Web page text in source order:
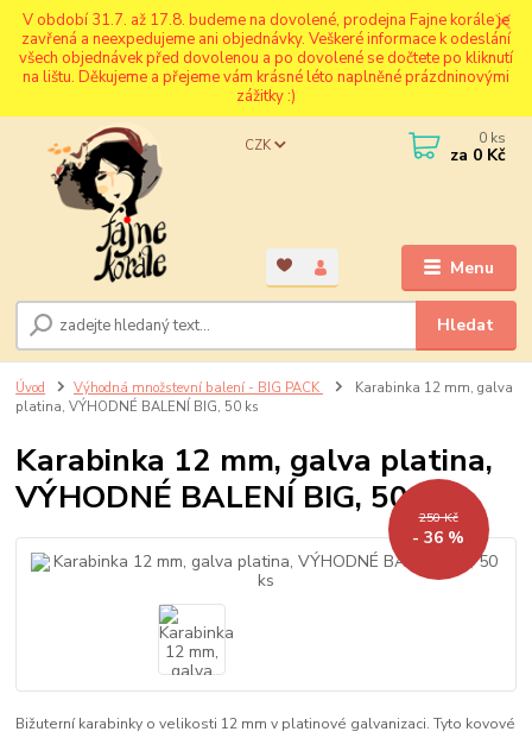
V období 31.7. až 17.8. budeme na dovolené, prodejna Fajne korále je
zavřená a neexpedujeme ani objednávky. Veškeré informace k odeslání
všech objednávek před dovolenou a po dovolené se dočtete po kliknutí
na lištu. Děkujeme a přejeme vám krásné léto naplněné prázdninovými
zážitky :)
Menu
CZK
Hledat
0 ks
za 0 Kč
Úvod Výhodná množstevní balení - BIG PACK
Karabinka 12 mm, galva
platina, VÝHODNÉ BALENÍ BIG, 50 ks
Karabinka 12 mm, galva platina,
VÝHODNÉ BALENÍ BIG, 50 ks250 Kč
- 36 %
Bižuterní karabinky o velikosti 12 mm v platinové galvanizaci. Tyto kovové